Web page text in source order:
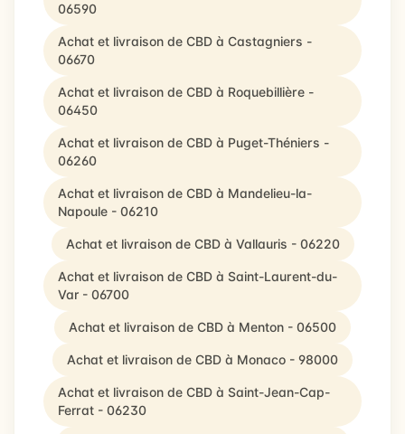
06590
Achat et livraison de CBD à Castagniers -
06670
Achat et livraison de CBD à Roquebillière -
06450
Achat et livraison de CBD à Puget-Théniers -
06260
Achat et livraison de CBD à Mandelieu-la-
Napoule - 06210
Achat et livraison de CBD à Vallauris - 06220
Achat et livraison de CBD à Saint-Laurent-du-
Var - 06700
Achat et livraison de CBD à Menton - 06500
Achat et livraison de CBD à Monaco - 98000
Achat et livraison de CBD à Saint-Jean-Cap-
Ferrat - 06230